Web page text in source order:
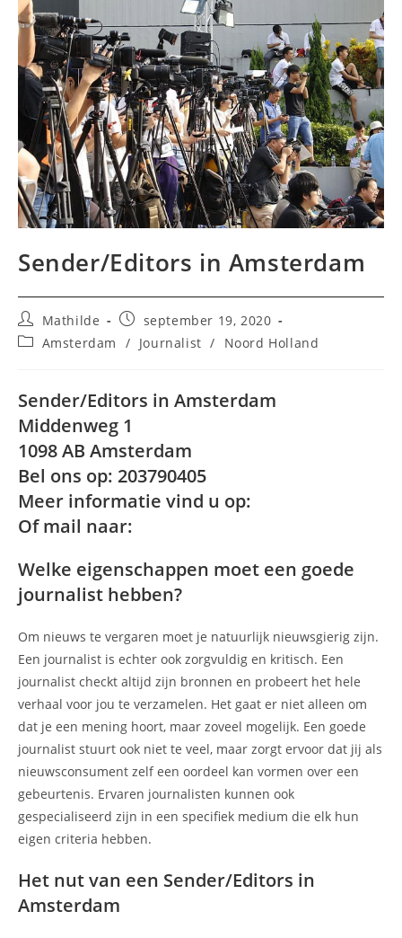
Sender/Editors in Amsterdam
Bericht
auteur:
Mathilde
Bericht
gepubliceerd
op:
september 19, 2020
Berichtcategorie:
Amsterdam / Journalist / Noord Holland
Sender/Editors in Amsterdam
Middenweg 1
1098 AB Amsterdam
Bel ons op: 203790405
Meer informatie vind u op:
Of mail naar:
Welke eigenschappen moet een goede
journalist hebben?
Om nieuws te vergaren moet je natuurlijk nieuwsgierig zijn.
Een journalist is echter ook zorgvuldig en kritisch. Een
journalist checkt altijd zijn bronnen en probeert het hele
verhaal voor jou te verzamelen. Het gaat er niet alleen om
dat je een mening hoort, maar zoveel mogelijk. Een goede
journalist stuurt ook niet te veel, maar zorgt ervoor dat jij als
nieuwsconsument zelf een oordeel kan vormen over een
gebeurtenis. Ervaren journalisten kunnen ook
gespecialiseerd zijn in een specifiek medium die elk hun
eigen criteria hebben.
Het nut van een Sender/Editors in
Amsterdam